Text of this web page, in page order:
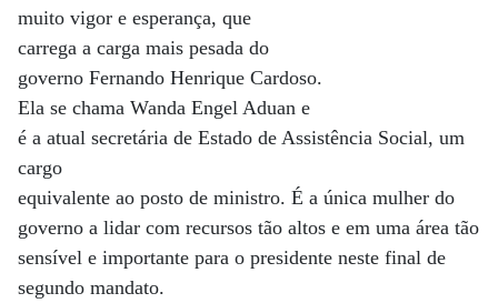
muito vigor e esperança, que
carrega a carga mais pesada do
governo Fernando Henrique Cardoso.
Ela se chama Wanda Engel Aduan e
é a atual secretária de Estado de Assistência Social, um
cargo
equivalente ao posto de ministro. É a única mulher do
governo a lidar com recursos tão altos e em uma área tão
sensível e importante para o presidente neste final de
segundo mandato.